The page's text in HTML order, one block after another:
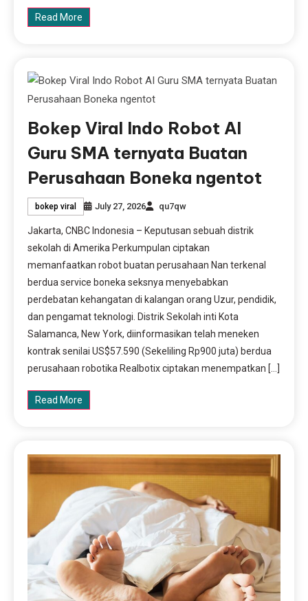
Read More
Bokep Viral Indo Robot AI
Guru SMA ternyata Buatan
Perusahaan Boneka ngentot
bokep viral July 27, 2026 qu7qw
Jakarta, CNBC Indonesia – Keputusan sebuah distrik
sekolah di Amerika Perkumpulan ciptakan
memanfaatkan robot buatan perusahaan Nan terkenal
berdua service boneka seksnya menyebabkan
perdebatan kehangatan di kalangan orang Uzur, pendidik,
dan pengamat teknologi. Distrik Sekolah inti Kota
Salamanca, New York, diinformasikan telah meneken
kontrak senilai US$57.590 (Sekeliling Rp900 juta) berdua
perusahaan robotika Realbotix ciptakan menempatkan […]
Read More